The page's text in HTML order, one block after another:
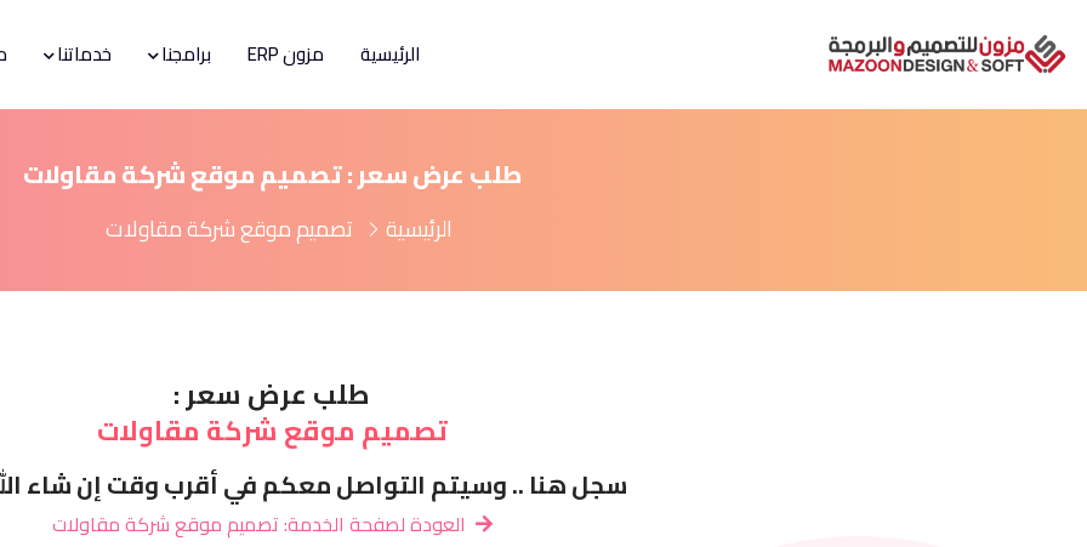
الرئيسية مزون ERP برامجنا خدماتنا
طلب عرض سعر : تصميم موقع شركة مقاولات
الرئيسية تصميم موقع شركة مقاولات
طلب عرض سعر :
تصميم موقع شركة مقاولات
سجل هنا .. وسيتم التواصل معكم في أقرب وقت إن شاء
العودة لصفحة الخدمة: تصميم موقع شركة مقاولات